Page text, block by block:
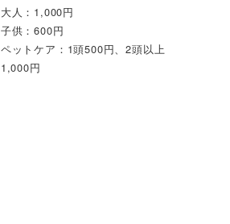
大人：1,000円
子供：600円
ペットケア：1頭500円、2頭以上
1,000円